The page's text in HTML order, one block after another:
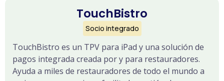
TouchBistro
Socio integrado
TouchBistro es un TPV para iPad y una solución de
pagos integrada creada por y para restauradores.
Ayuda a miles de restauradores de todo el mundo a